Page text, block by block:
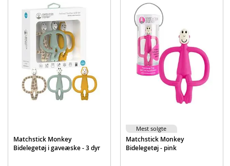
Materiale: BPA-fri, FDA og CE-certificeret silikone (madkvalitet)
Alder: fra 3 måneder
Produktdetaljer
Mærke Matchstick Monkey
Matchstick Monkey
Bidelegetøj i gaveæske - 3 dyr
Matchstick Monkey
Bidelegetøj - pink
Mest solgte